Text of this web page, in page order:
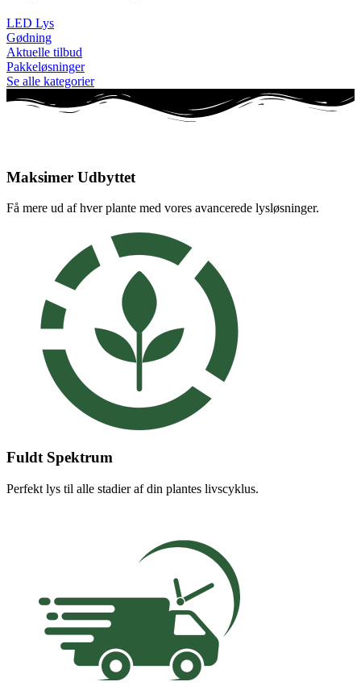
LED Lys
Gødning
Aktuelle tilbud
Pakkeløsninger
Se alle kategorier
Maksimer Udbyttet
Få mere ud af hver plante med vores avancerede lysløsninger.
Fuldt Spektrum
Perfekt lys til alle stadier af din plantes livscyklus.